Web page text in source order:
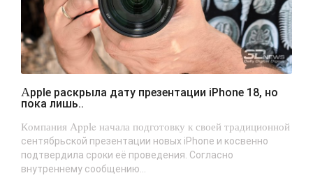
Apple раскрыла дату презентации iPhone 18, но
пока лишь..
Компания Apple начала подготовку к своей традиционной
сентябрьской презентации новых iPhone и косвенно
подтвердила сроки её проведения. Согласно
внутреннему сообщению...